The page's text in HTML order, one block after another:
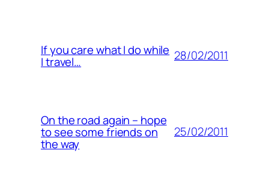
If you care what I do while
I travel… 28/02/2011
On the road again – hope
to see some friends on
the way
25/02/2011